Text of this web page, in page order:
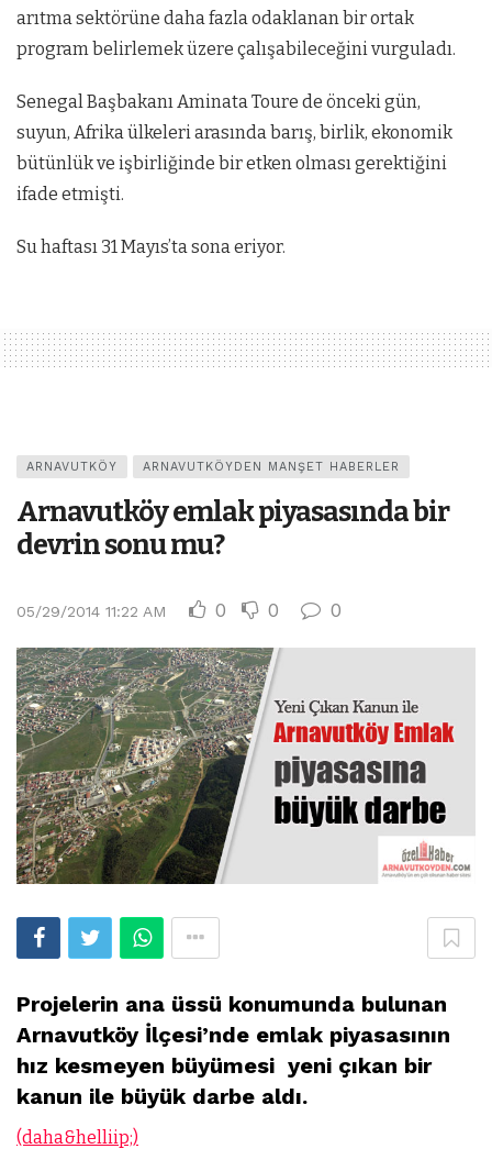
arıtma sektörüne daha fazla odaklanan bir ortak
program belirlemek üzere çalışabileceğini vurguladı.
Senegal Başbakanı Aminata Toure de önceki gün,
suyun, Afrika ülkeleri arasında barış, birlik, ekonomik
bütünlük ve işbirliğinde bir etken olması gerektiğini
ifade etmişti.
Su haftası 31 Mayıs’ta sona eriyor.
ARNAVUTKÖY ARNAVUTKÖYDEN MANŞET HABERLER
Arnavutköy emlak piyasasında bir
devrin sonu mu?
05/29/2014 11:22 AM 0 0 0
Projelerin ana üssü konumunda bulunan
Arnavutköy İlçesi’nde emlak piyasasının
hız kesmeyen büyümesi yeni çıkan bir
kanun ile büyük darbe aldı.
(daha&helliip;)